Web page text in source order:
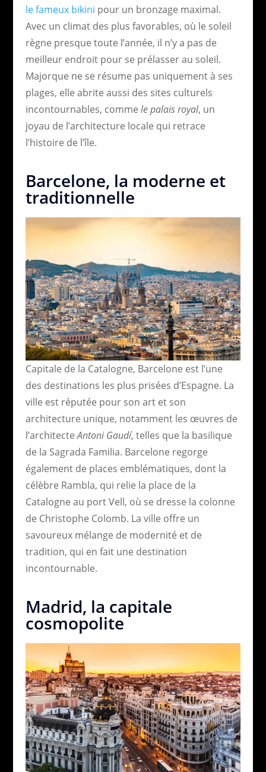
le fameux bikini pour un bronzage maximal.
Avec un climat des plus favorables, où le soleil
règne presque toute l’année, il n’y a pas de
meilleur endroit pour se prélasser au soleil.
Majorque ne se résume pas uniquement à ses
plages, elle abrite aussi des sites culturels
incontournables, comme le palais royal, un
joyau de l’architecture locale qui retrace
l’histoire de l’île.
Barcelone, la moderne et
traditionnelle
Capitale de la Catalogne, Barcelone est l’une
des destinations les plus prisées d’Espagne. La
ville est réputée pour son art et son
architecture unique, notamment les œuvres de
l’architecteAntoni Gaudí, telles que la basilique
de la Sagrada Familia. Barcelone regorge
également de places emblématiques, dont la
célèbre Rambla, qui relie la place de la
Catalogne au port Vell, où se dresse la colonne
de Christophe Colomb. La ville offre un
savoureux mélange de modernité et de
tradition, qui en fait une destination
incontournable.
Madrid, la capitale
cosmopolite